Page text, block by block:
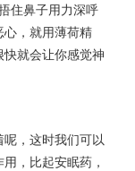
住鼻子用力深呼
心，就用薄荷精
就会让你感觉神
，这时我们可以
，比起安眠药，